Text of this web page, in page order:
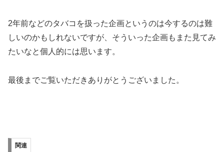
2年前などのタバコを扱った企画というのは今するのは難
しいのかもしれないですが、そういった企画もまた見てみ
たいなと個人的には思います。
最後までご覧いただきありがとうございました。
関連